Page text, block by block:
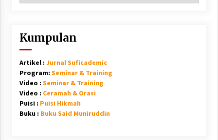
Kumpulan
Artikel : Jurnal Suficademic
Program: Seminar & Training
Video : Seminar & Training
Video : Ceramah & Orasi
Puisi : Puisi Hikmah
Buku : Buku Said Muniruddin